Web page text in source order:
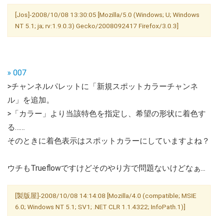
[Jos]-2008/10/08 13:30:05 [Mozilla/5.0 (Windows; U; Windows
NT 5.1; ja; rv:1.9.0.3) Gecko/2008092417 Firefox/3.0.3]
» 007
>チャンネルパレットに「新規スポットカラーチャンネ
ル」を追加。
>「カラー」より当該特色を指定し、希望の形状に着色す
る……
そのときに着色表示はスポットカラーにしていますよね？
ウチもTrueflowですけどそのやり方で問題ないけどなぁ...
[製版屋]-2008/10/08 14:14:08 [Mozilla/4.0 (compatible; MSIE
6.0; Windows NT 5.1; SV1; .NET CLR 1.1.4322; InfoPath.1)]